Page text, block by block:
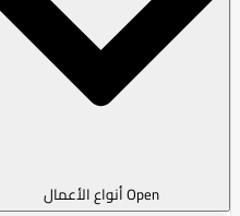
Open أنواع الأعمال